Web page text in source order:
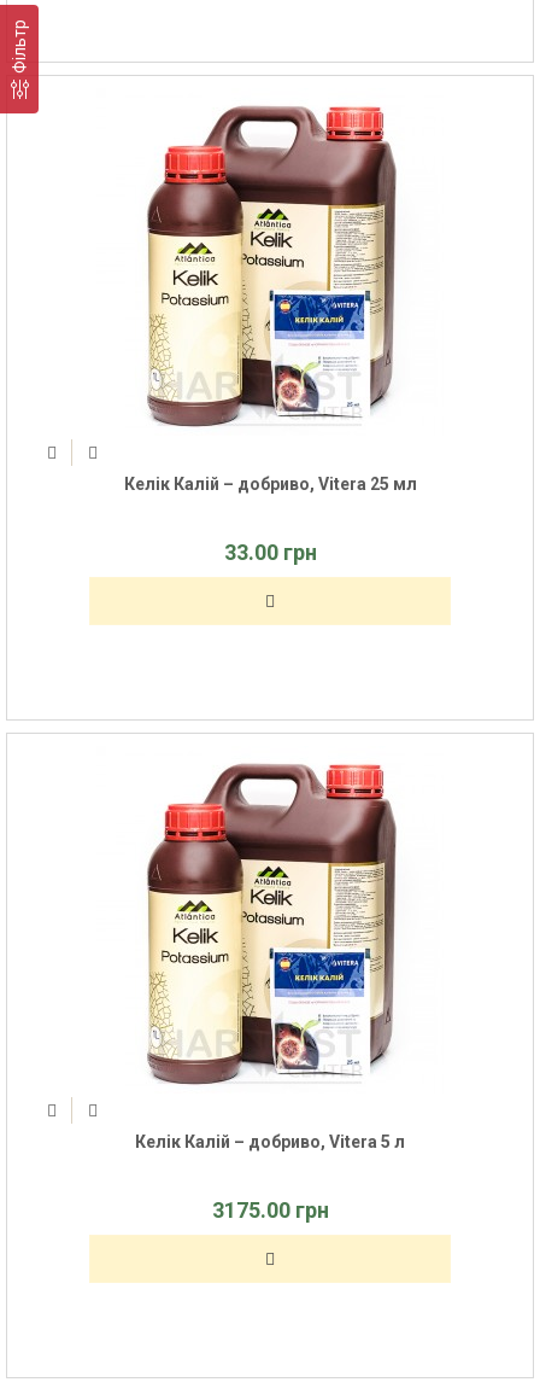
Фільтр
Келік Калій – добриво, Vitera 25 мл
33.00 грн
Келік Калій – добриво, Vitera 5 л
3175.00 грн